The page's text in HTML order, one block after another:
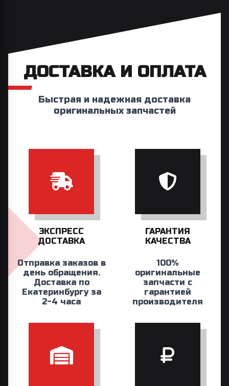
ДОСТАВКА И ОПЛАТА
Быстрая и надежная доставка
оригинальных запчастей
ЭКСПРЕСС
ДОСТАВКА
Отправка заказов в
день обращения.
Доставка по
Екатеринбургу за
2-4 часа
ГАРАНТИЯ
КАЧЕСТВА
100%
оригинальные
запчасти с
гарантией
производителя